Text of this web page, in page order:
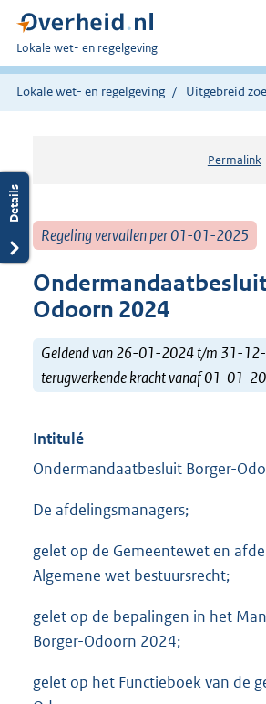
U
bent
hier:
Lokale wet- en regelgeving
Lokale wet- en regelgeving Uitgebreid
Permalink
Regeling vervallen per 01-01-2025
Odoorn 2024
Geldend van 26-01-2024 t/m 31-
terugwerkende kracht vanaf 01-01-
Intitulé
Ondermandaatbesluit Borger-
De afdelingsmanagers;
gelet op de Gemeentewet en
Algemene wet bestuursrecht;
gelet op de bepalingen in het
Borger-Odoorn 2024;
gelet op het Functieboek van de